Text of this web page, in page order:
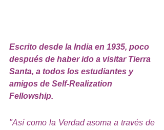
Escrito desde la India en 1935, poco
después de haber ido a visitar Tierra
Santa, a todos los estudiantes y
amigos de Self-Realization
Fellowship.
"Así como la Verdad asoma a través de